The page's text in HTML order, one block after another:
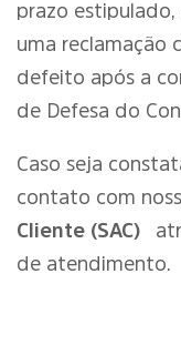
prazo
uma reclamação
defeito após a
de Defesa do
Caso seja
contato com
Cliente (SAC)
de atendimento.